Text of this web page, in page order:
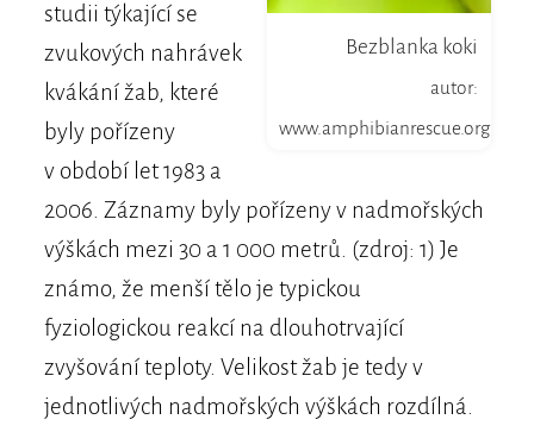
Bezblanka koki
autor:
www.amphibianrescue.org
studii týkající se
zvukových nahrávek
kvákání žab, které
byly pořízeny
v období let 1983 a
2006. Záznamy byly pořízeny v nadmořských
výškách mezi 30 a 1 000 metrů. (zdroj: 1) Je
známo, že menší tělo je typickou
fyziologickou reakcí na dlouhotrvající
zvyšování teploty. Velikost žab je tedy v
jednotlivých nadmořských výškách rozdílná.